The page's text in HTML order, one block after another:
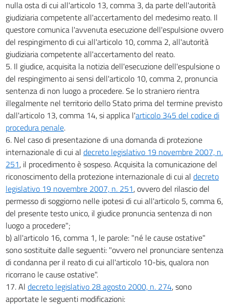
nulla osta di cui all'articolo 13, comma 3, da parte dell'autorità
giudiziaria competente all'accertamento del medesimo reato. Il
questore comunica l'avvenuta esecuzione dell'espulsione ovvero
del respingimento di cui all'articolo 10, comma 2, all'autorità
giudiziaria competente all'accertamento del reato.
5. Il giudice, acquisita la notizia dell'esecuzione dell'espulsione o
del respingimento ai sensi dell'articolo 10, comma 2, pronuncia
sentenza di non luogo a procedere. Se lo straniero rientra
illegalmente nel territorio dello Stato prima del termine previsto
dall'articolo 13, comma 14, si applica l'articolo 345 del codice di
procedura penale.
6. Nel caso di presentazione di una domanda di protezione
internazionale di cui al decreto legislativo 19 novembre 2007, n.
251, il procedimento è sospeso. Acquisita la comunicazione del
riconoscimento della protezione internazionale di cui al decreto
legislativo 19 novembre 2007, n. 251, ovvero del rilascio del
permesso di soggiorno nelle ipotesi di cui all'articolo 5, comma 6,
del presente testo unico, il giudice pronuncia sentenza di non
luogo a procedere";
b) all'articolo 16, comma 1, le parole: "né le cause ostative"
sono sostituite dalle seguenti: "ovvero nel pronunciare sentenza
di condanna per il reato di cui all'articolo 10-bis, qualora non
ricorrano le cause ostative".
17. Al decreto legislativo 28 agosto 2000, n. 274, sono
apportate le seguenti modificazioni: